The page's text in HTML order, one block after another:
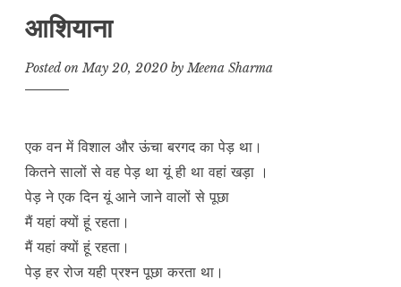
आशियाना
Posted onMay 20, 2020 byMeena Sharma
एक वन में विशाल और ऊंचा बरगद का पेड़ था।
कितने सालों से वह पेड़ था यूं ही था वहां खड़ा ।
पेड़ ने एक दिन यूं आने जाने वालों से पूछा
मैं यहां क्यों हूं रहता।
मैं यहां क्यों हूं रहता।
पेड़ हर रोज यही प्रश्न पूछा करता था।